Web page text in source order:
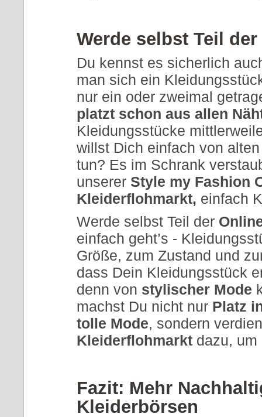
Werde selbst Teil
Du kennst es sicherlich
man sich ein
nur ein oder zweimal
platzt schon aus allen
Kleidungsstücke
willst Dich einfach von
tun? Es im Schrank
unserer Style my Fashion
Kleiderflohmarkt, einfach
Werde selbst Teil der
einfach geht’s -
Größe, zum Zustand und
dass Dein Kleidungsstück
denn von stylischer Mode
machst Du nicht nur Platz
tolle Mode, sondern
Kleiderflohmarkt dazu,
Fazit: Mehr
Kleiderbörsen